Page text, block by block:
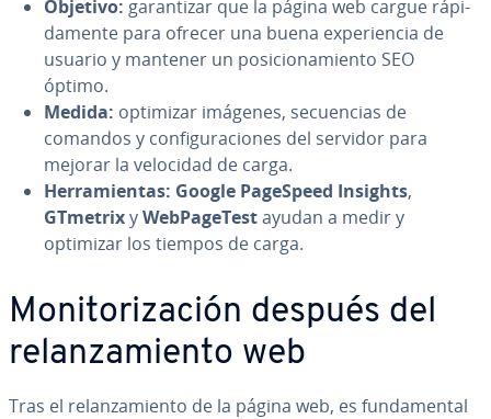
Objetivo: ga­ra­n­ti­zar que la página web cargue rá­pi­
da­me­n­te para ofrecer una buena ex­pe­rie­n­cia de
usuario y mantener un po­si­cio­na­mie­n­to SEO
óptimo.
Medida: optimizar imágenes, se­cue­n­cias de
comandos y co­n­fi­gu­ra­cio­nes del servidor para
mejorar la velocidad de carga.
He­rra­mie­n­tas: Google PageSpeed Insights,
GTmetrixyWe­b­Pa­ge­Te­stayudan a medir y
optimizar los tiempos de carga.
Mo­ni­to­ri­za­ción después del
re­la­n­za­mie­n­to web
Tras el re­la­n­za­mie­n­to de la página web, es fu­n­da­me­n­tal